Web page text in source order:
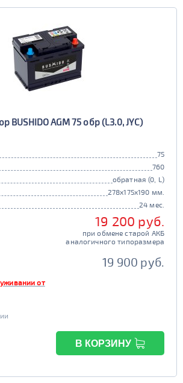
BUSHIDO AGM 75 обр (L3.0, JYC)
75
760
обратная (0, L)
278x175x190 мм.
24 мес.
19 200 руб.
при обмене старой АКБ
аналогичного типоразмера
19 900 руб.
от
В КОРЗИНУ